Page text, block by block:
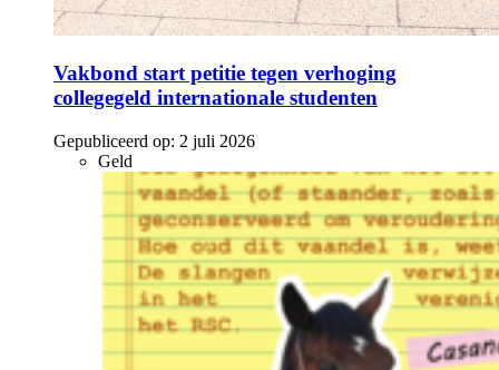
Vakbond start petitie tegen verhoging
collegegeld internationale studenten
Gepubliceerd op: 2 juli 2026
Geld